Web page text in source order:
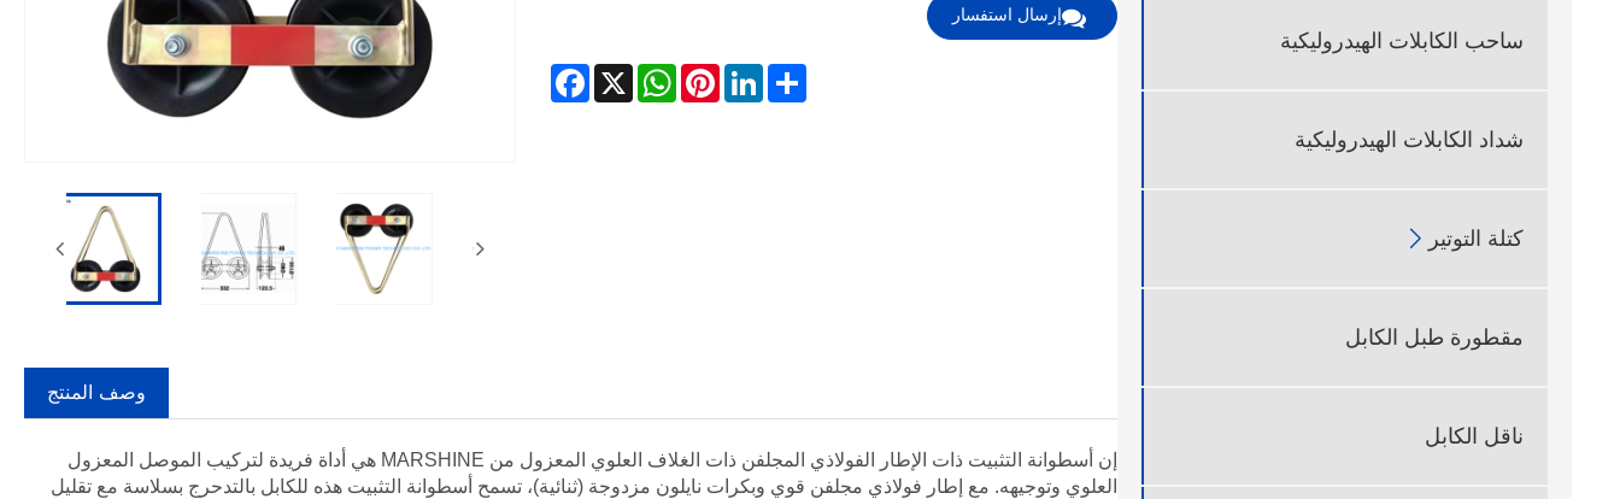
ساحب الكابلات الهيدروليكية
شداد الكابلات الهيدروليكية
كتلة التوتير 
مقطورة طبل الكابل
ناقل الكابل
إرسال استفسار
Facebook X
WhatsAppPinterestLinkedInShare
وصف المنتج
إن أسطوانة التثبيت ذات الإطار الفولاذي المجلفن ذات الغلاف العلوي المعزول من MARSHINE هي أداة فريدة لتركيب الموصل المعزول
العلوي وتوجيهه. مع إطار فولاذي مجلفن قوي وبكرات نايلون مزدوجة (ثنائية)، تسمح أسطوانة التثبيت هذه للكابل بالتدحرج بسلاسة مع تقليل